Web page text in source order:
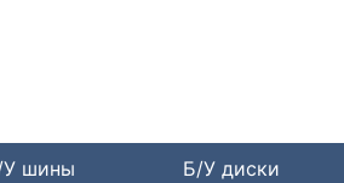
шины Б/У диски